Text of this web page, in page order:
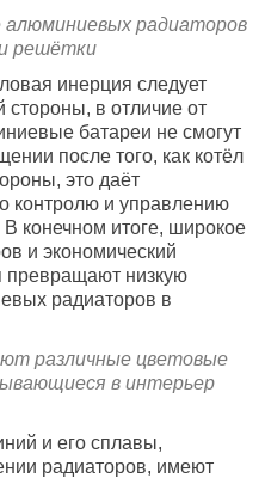
радиаторов
решётки
инерция следует
стороны, в отличие от
батареи не смогут
после того, как котёл
это даёт
контролю и управлению
конечном итоге, широкое
и экономический
превращают низкую
радиаторов в
различные цветовые
в интерьер
и его сплавы,
радиаторов, имеют